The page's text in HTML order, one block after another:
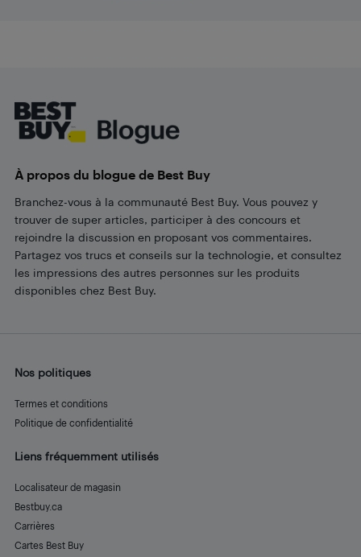
À propos du blogue de Best Buy
Branchez-vous à la communauté Best Buy. Vous pouvez y
trouver de super articles, participer à des concours et
rejoindre la discussion en proposant vos commentaires.
Partagez vos trucs et conseils sur la technologie, et consultez
les impressions des autres personnes sur les produits
disponibles chez Best Buy.
Nos politiques
Termes et conditions
Politique de confidentialité
Liens fréquemment utilisés
Localisateur de magasin
Bestbuy.ca
Carrières
Cartes Best Buy